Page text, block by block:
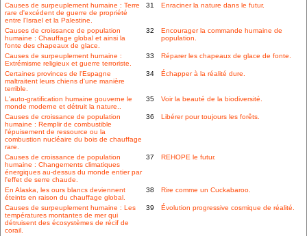
Causes de surpeuplement humaine : Terre
rare d'excédent de guerre de propriété
entre l'Israel et la Palestine.
31 Enraciner la nature dans le futur.
Causes de croissance de population
humaine : Chauffage global et ainsi la
fonte des chapeaux de glace.
32
Encourager la commande humaine de
population.
Causes de surpeuplement humaine :
Extrémisme religieux et guerre terroriste.
33 Réparer les chapeaux de glace de fonte.
Certaines provinces de l'Espagne
maltraitent leurs chiens d'une manière
terrible.
34 Échapper à la réalité dure.
L'auto-gratification humaine gouverne le
monde moderne et détruit la nature..
35 Voir la beauté de la biodiversité.
Causes de croissance de population
humaine : Remplir de combustible
l'épuisement de ressource ou la
combustion nucléaire du bois de chauffage
rare.
36 Libérer pour toujours les forêts.
Causes de croissance de population
humaine : Changements climatiques
énergiques au-dessus du monde entier par
l'effet de serre chaude.
37 REHOPE le futur.
En Alaska, les ours blancs deviennent
éteints en raison du chauffage global.
38 Rire comme un Cuckabaroo.
Causes de surpeuplement humaine : Les
températures montantes de mer qui
détruisent des écosystèmes de récif de
corail.
39 Évolution progressive cosmique de réalité.